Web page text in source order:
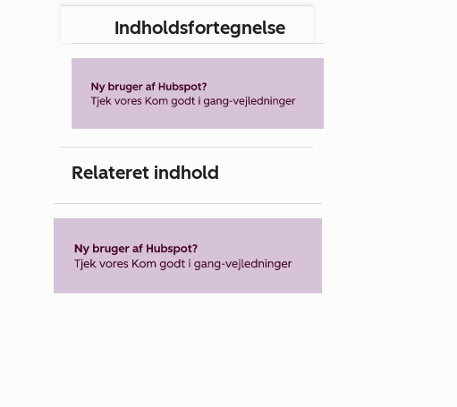
Indholdsfortegnelse
Relateret indhold